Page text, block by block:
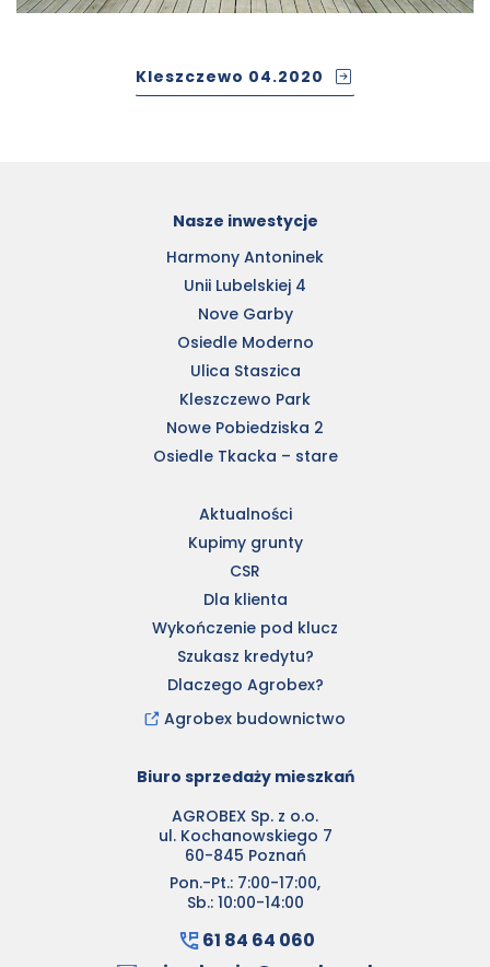
Kleszczewo 04.2020
Nasze inwestycje
Harmony Antoninek
Unii Lubelskiej 4
Nove Garby
Osiedle Moderno
Ulica Staszica
Kleszczewo Park
Nowe Pobiedziska 2
Osiedle Tkacka – stare
Aktualności
Kupimy grunty
CSR
Dla klienta
Wykończenie pod klucz
Szukasz kredytu?
Dlaczego Agrobex?
Agrobex budownictwo
Biuro sprzedaży mieszkań
AGROBEX Sp. z o.o.
ul. Kochanowskiego 7
60-845 Poznań
Pon.-Pt.: 7:00-17:00,
Sb.: 10:00-14:00
61 84 64 060